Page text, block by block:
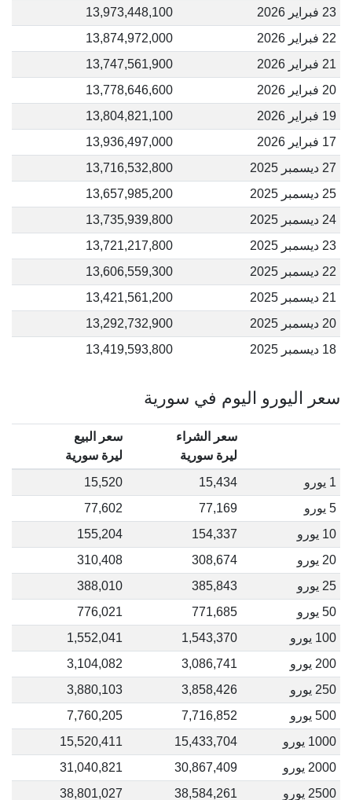
23 فبراير 2026
13,973,448,100
22 فبراير 2026
13,874,972,000
21 فبراير 2026
13,747,561,900
20 فبراير 2026
13,778,646,600
19 فبراير 2026
13,804,821,100
17 فبراير 2026
13,936,497,000
27 ديسمبر 2025
13,716,532,800
25 ديسمبر 2025
13,657,985,200
24 ديسمبر 2025
13,735,939,800
23 ديسمبر 2025
13,721,217,800
22 ديسمبر 2025
13,606,559,300
21 ديسمبر 2025
13,421,561,200
20 ديسمبر 2025
13,292,732,900
18 ديسمبر 2025
13,419,593,800
سعر اليورو اليوم في سورية
سعر الشراء
ليرة سورية
سعر البيع
ليرة سورية
1 يورو
15,434
15,520
5 يورو
77,169
77,602
10 يورو
154,337
155,204
20 يورو
308,674
310,408
25 يورو
385,843
388,010
50 يورو
771,685
776,021
100 يورو
1,543,370
1,552,041
200 يورو
3,086,741
3,104,082
250 يورو
3,858,426
3,880,103
500 يورو
7,716,852
7,760,205
1000 يورو
15,433,704
15,520,411
2000 يورو
30,867,409
31,040,821
2500 يورو
38,584,261
38,801,027